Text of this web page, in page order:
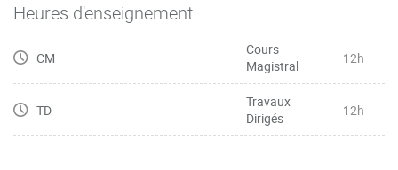
Heures d'enseignement
CM
Cours
Magistral
12h
TD
Travaux
Dirigés
12h